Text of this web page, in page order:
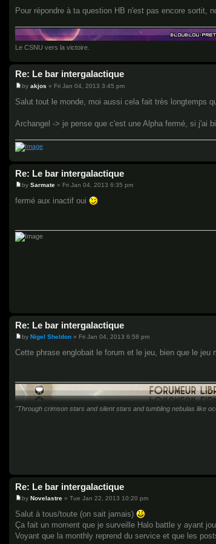
Pour répondre à ta question HB n'est pas encore sortit,
Le CSNU vers la victoire.
Re: Le bar intergalactique
P
s
by akjos » Fri Jan 04, 2013 3:45 pm
Salut tout le monde, moi aussi cela fait très longtemps
Archangel -> je pense que c'est une Alpha fermé, si j'ai
Re: Le bar intergalactique
P
s
by Sarmate » Fri Jan 04, 2013 6:35 pm
fermé aux inactif oui
Re: Le bar intergalactique
P
s
by Nigel Sheldon » Fri Jan 04, 2013 6:58 pm
Cette phrase englobait le forum et le jeu, bien que le
"Through crimson stars and silent stars and tumbling nebulas like
Re: Le bar intergalactique
P
s
t
by Novelastre » Tue Jan 22, 2013 10:20 pm
Salut à tous/toute (on sait jamais)
Ça fait un moment que je surveille Halo battle y ayant
Voyant que la monthly reprend du service et que les